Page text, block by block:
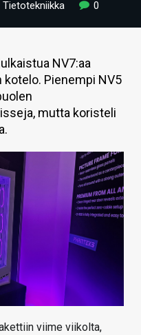
Tietotekniikka 0
NV7:aa
Pienempi NV5
mutta koristeli
viime viikolta,